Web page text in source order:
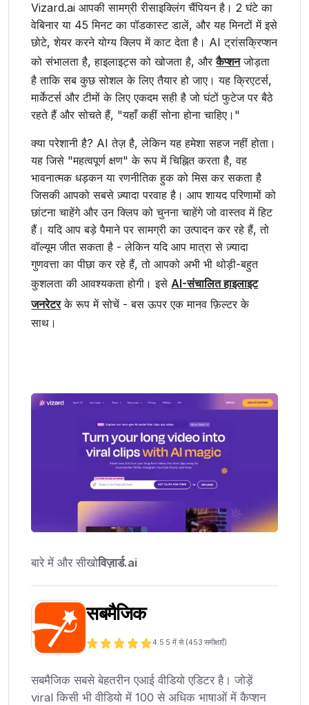
Vizard.ai आपकी सामग्री रीसाइक्लिंग चैंपियन है। 2 घंटे का
वेबिनार या 45 मिनट का पॉडकास्ट डालें, और यह मिनटों में इसे
छोटे, शेयर करने योग्य क्लिप में काट देता है। AI ट्रांसक्रिप्शन
को संभालता है, हाइलाइट्स को खोजता है, औरकैप्शनजोड़ता
है ताकि सब कुछ सोशल के लिए तैयार हो जाए। यह क्रिएटर्स,
मार्केटर्स और टीमों के लिए एकदम सही है जो घंटों फुटेज पर बैठे
रहते हैं और सोचते हैं, "यहाँ कहीं सोना होना चाहिए।"
क्या परेशानी है? AI तेज़ है, लेकिन यह हमेशा सहज नहीं होता।
यह जिसे "महत्वपूर्ण क्षण" के रूप में चिह्नित करता है, वह
भावनात्मक धड़कन या रणनीतिक हुक को मिस कर सकता है
जिसकी आपको सबसे ज़्यादा परवाह है। आप शायद परिणामों को
छांटना चाहेंगे और उन क्लिप को चुनना चाहेंगे जो वास्तव में हिट
हैं। यदि आप बड़े पैमाने पर सामग्री का उत्पादन कर रहे हैं, तो
वॉल्यूम जीत सकता है - लेकिन यदि आप मात्रा से ज़्यादा
गुणवत्ता का पीछा कर रहे हैं, तो आपको अभी भी थोड़ी-बहुत
कुशलता की आवश्यकता होगी। इसेAI-संचालित हाइलाइट
जनरेटरके रूप में सोचें - बस ऊपर एक मानव फ़िल्टर के
साथ।
बारे में और सीखोविज़ार्ड.ai
सबमैजिक
4.5 5 में से (453 समीक्षाएँ)
सबमैजिक सबसे बेहतरीन एआई वीडियो एडिटर है। जोड़ें
viral किसी भी वीडियो में 100 से अधिक भाषाओं में कैप्शन